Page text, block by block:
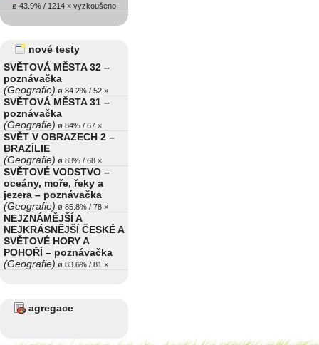
ø 43.9% / 1214 × vyzkoušeno
nové testy
SVĚTOVÁ MĚSTA 32 –
poznávačka
(Geografie) ø 84.2% / 52 ×
SVĚTOVÁ MĚSTA 31 –
poznávačka
(Geografie) ø 84% / 67 ×
SVĚT V OBRAZECH 2 –
BRAZÍLIE
(Geografie) ø 83% / 68 ×
SVĚTOVÉ VODSTVO –
oceány, moře, řeky a
jezera – poznávačka
(Geografie) ø 85.8% / 78 ×
NEJZNÁMĚJŠÍ A
NEJKRÁSNĚJŠÍ ČESKÉ A
SVĚTOVÉ HORY A
POHOŘÍ – poznávačka
(Geografie) ø 83.6% / 81 ×
agregace